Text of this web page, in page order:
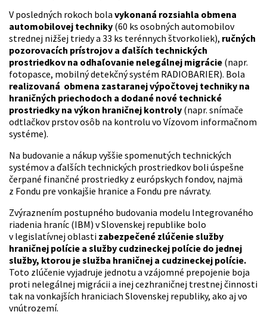
V posledných rokoch bola vykonaná rozsiahla obmena
automobilovej techniky (60 ks osobných automobilov
strednej nižšej triedy a 33 ks terénnych štvorkoliek), ručných
pozorovacích prístrojov a ďalších technických
prostriedkov na odhaľovanie nelegálnej migrácie (napr.
fotopasce, mobilný detekčný systém RADIOBARIER). Bola
realizovaná obmena zastaranej výpočtovej techniky na
hraničných priechodoch a dodané nové technické
prostriedky na výkon hraničnej kontroly (napr. snímače
odtlačkov prstov osôb na kontrolu vo Vízovom informačnom
systéme).
Na budovanie a nákup vyššie spomenutých technických
systémov a ďalších technických prostriedkov boli úspešne
čerpané finančné prostriedky z európskych fondov, najmä
z Fondu pre vonkajšie hranice a Fondu pre návraty.
Zvýraznením postupného budovania modelu Integrovaného
riadenia hraníc (IBM) v Slovenskej republike bolo
v legislatívnej oblasti zabezpečené zlúčenie služby
hraničnej polície a služby cudzineckej polície do jednej
služby, ktorou je služba hraničnej a cudzineckej polície.
Toto zlúčenie vyjadruje jednotu a vzájomné prepojenie boja
proti nelegálnej migrácii a inej cezhraničnej trestnej činnosti
tak na vonkajších hraniciach Slovenskej republiky, ako aj vo
vnútrozemí.